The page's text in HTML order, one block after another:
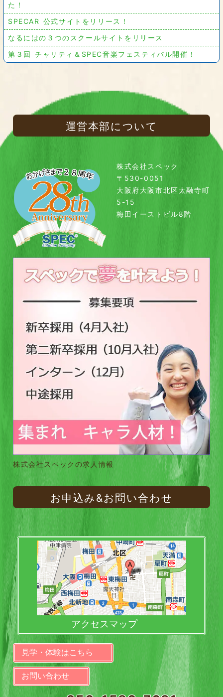
た！
SPECAR 公式サイトをリリース！
なるにはの３つのスクールサイトをリリース
第３回 チャリティ＆SPEC音楽フェスティバル開催！
運営本部について
株式会社スペック
〒530-0051
大阪府大阪市北区太融寺町
5-15
梅田イーストビル8階
株式会社スペックの求人情報
お申込み&お問い合わせ
アクセスマップ
見学・体験はこちら
お問い合わせ